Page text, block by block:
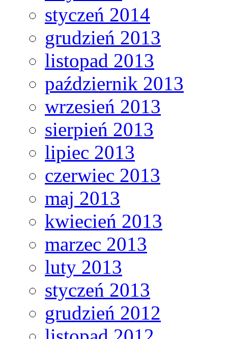
styczeń 2014
grudzień 2013
listopad 2013
październik 2013
wrzesień 2013
sierpień 2013
lipiec 2013
czerwiec 2013
maj 2013
kwiecień 2013
marzec 2013
luty 2013
styczeń 2013
grudzień 2012